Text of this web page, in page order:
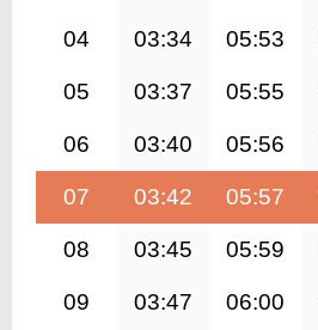
04 03:34 05:53
05 03:37 05:55
06 03:40 05:56
07 03:42 05:57
08 03:45 05:59
09 03:47 06:00